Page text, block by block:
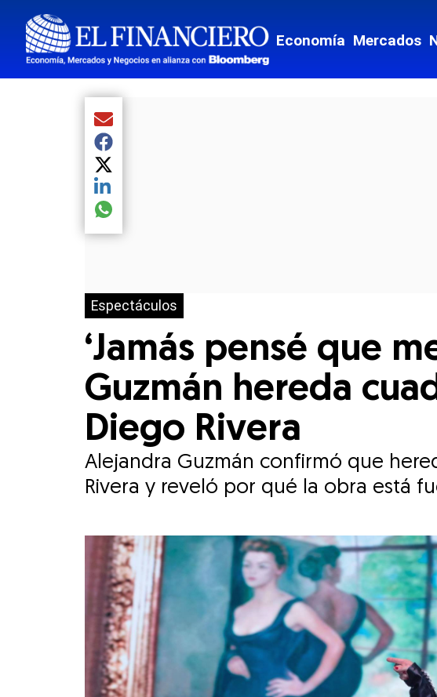
Economía Mercados
Espectáculos
‘Jamás pensé que
Guzmán hereda
Diego Rivera
Alejandra Guzmán confirmó que
Rivera y reveló por qué la obra está
Compartir el artículo actual mediante Email
Compartir el artículo actual mediante Facebook
Compartir el artículo actual mediante Twitter
Compartir el artículo actual mediante LinkedIn
Compartir el artículo actual mediante global.social-whatsapp